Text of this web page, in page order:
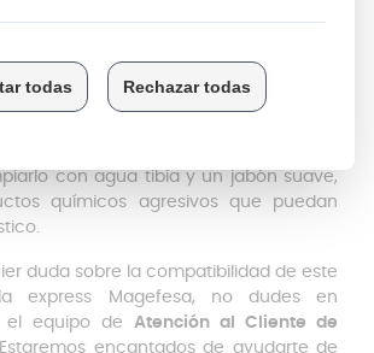
materiales de este
mango de olla
asegura una larga durabilidad,
con agua tibia y un jabón suave,
químicos agresivos que puedan
duda sobre la compatibilidad de este
express Magefesa, no dudes en
el equipo de Atención al Cliente de
encantados de ayudarte de